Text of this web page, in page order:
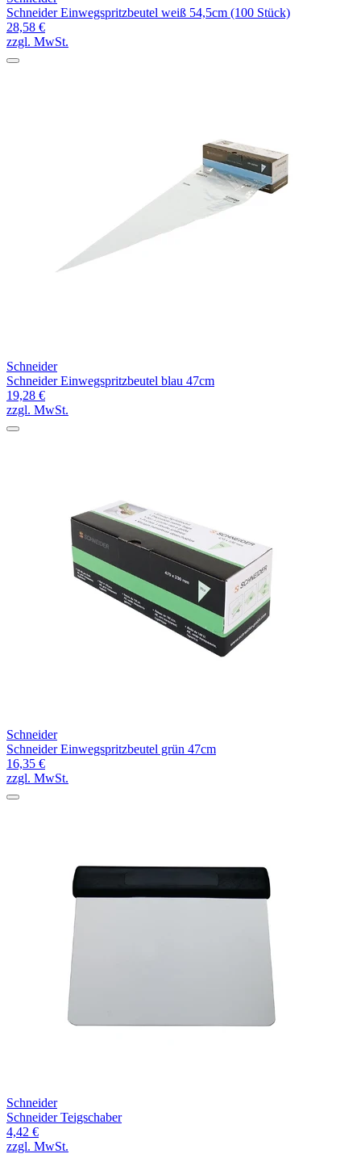
Schneider Einwegspritzbeutel weiß 54,5cm (100 Stück)
28,58 €
zzgl. MwSt.
Schneider
Schneider Einwegspritzbeutel blau 47cm
19,28 €
zzgl. MwSt.
Schneider
Schneider Einwegspritzbeutel grün 47cm
16,35 €
zzgl. MwSt.
Schneider
Schneider Teigschaber
4,42 €
zzgl. MwSt.